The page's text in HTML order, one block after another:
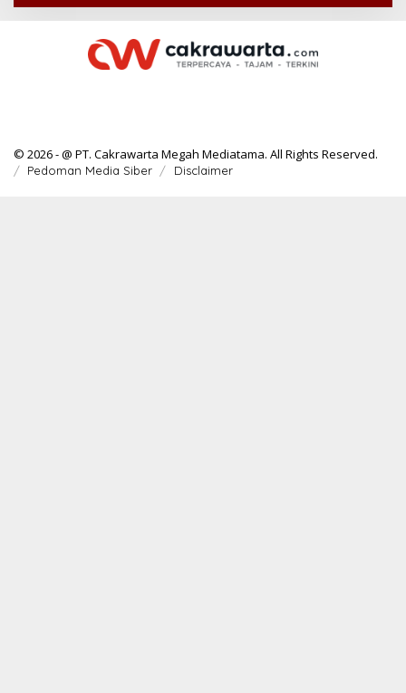
© 2026 - @ PT. Cakrawarta Megah Mediatama. All Rights Reserved.
Pedoman Media Siber Disclaimer